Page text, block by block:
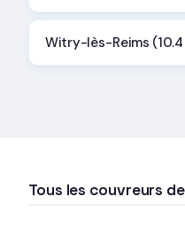
Witry-lès-Reims
Tous les couvreurs